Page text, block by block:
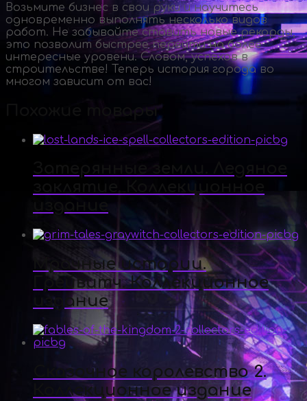
Возьмите бизнес в свои руки и научитесь
одновременно выполнять несколько видов
работ. Не забывайте ставить новые рекорды,
это позволит быстрее перейти на более
интересные уровени. Словом, успехов в
строительстве! Теперь история города во
многом зависит от вас!
Похожие товары
Мрачные истории.
Грейвитч. Коллекционное
издание
Сказочное королевство 2.
Коллекционное издание